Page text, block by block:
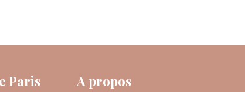
Paris A propos